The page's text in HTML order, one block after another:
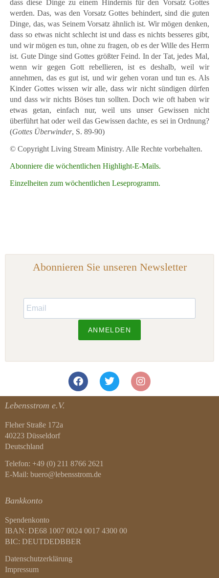
dass diese Dinge zu einem Hindernis für den Vorsatz Gottes
werden. Das, was den Vorsatz Gottes behindert, sind die guten
Dinge, das, was Seinem Vorsatz ähnlich ist. Wir mögen denken,
dass so etwas nicht schlecht ist und dass es nichts besseres gibt,
und wir mögen es tun, ohne zu fragen, ob es der Wille des Herrn
ist. Gute Dinge sind Gottes größter Feind. In der Tat, jedes Mal,
wenn wir gegen Gott rebellieren, ist es deshalb, weil wir
annehmen, das es gut ist, und wir gehen voran und tun es. Als
Kinder Gottes wissen wir alle, dass wir nicht sündigen dürfen
und dass wir nichts Böses tun sollten. Doch wie oft haben wir
etwas getan, einfach nur, weil uns unser Gewissen nicht
überführt hat oder weil das Gewissen dachte, es sei in Ordnung?
(Gottes Überwinder, S. 89-90)
© Copyright Living Stream Ministry. Alle Rechte vorbehalten.
Abonniere die wöchentlichen Highlight-E-Mails.
Einzelheiten zum wöchentlichen Leseprogramm.
Abonnieren Sie unseren Newsletter
ANMELDEN
Lebensstrom e.V.
Fleher Straße 172a
40223 Düsseldorf
Deutschland
Telefon: +49 (0) 211 8766 2621
E-Mail: buero@lebensstrom.de
Bankkonto
Spendenkonto
IBAN: DE68 1007 0024 0017 4300 00
BIC: DEUTDEDBBER
Datenschutzerklärung
Impressum